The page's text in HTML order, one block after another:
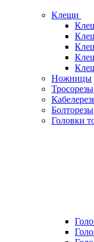
Клещи
Ножницы
Тросорезы
Болторезы
Головки